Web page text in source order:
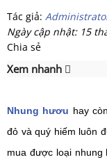
Tác giả:
Ngày cập nhật: 15
Chia sẻ
Xem nhanh
Nhung hươu hay
đỏ và quý hiếm luôn
mua được loại